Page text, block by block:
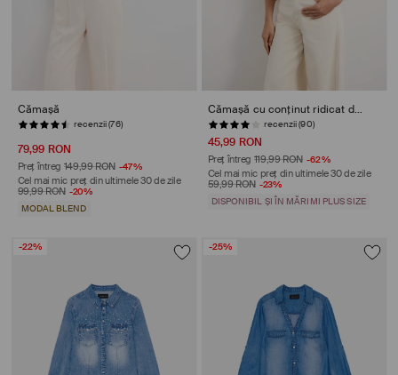
Cămașă
STOC REDUS
79,99 RON
Preț întreg 149,99 RON -47%
Cel mai mic preț din ultimele 30 de zile
99,99 RON -20%
MODAL BLEND
Cămașă cu conținut ridicat de bumbac
recenzii (90)
45,99 RON
Preț întreg 119,99 RON -62%
Cel mai mic preț din ultimele 30 de zile
59,99 RON -23%
DISPONIBIL ȘI ÎN MĂRIMI PLUS SIZE
-22% -25%